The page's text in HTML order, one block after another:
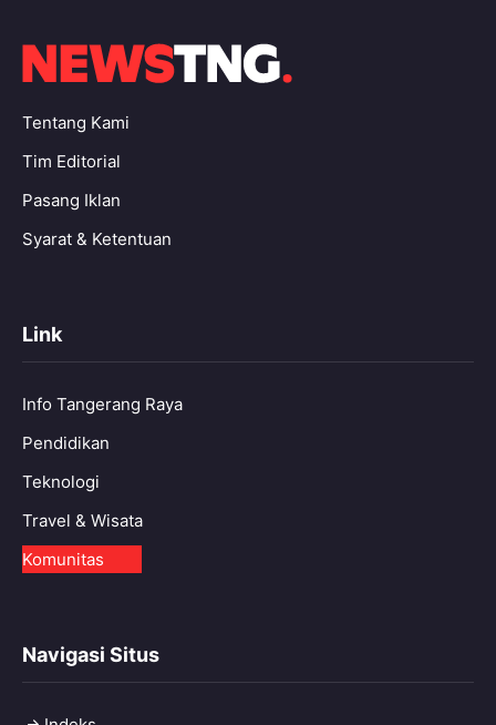
Tentang Kami
Tim Editorial
Pasang Iklan
Syarat & Ketentuan
Link
Info Tangerang Raya
Pendidikan
Teknologi
Travel & Wisata
Komunitas
Navigasi Situs